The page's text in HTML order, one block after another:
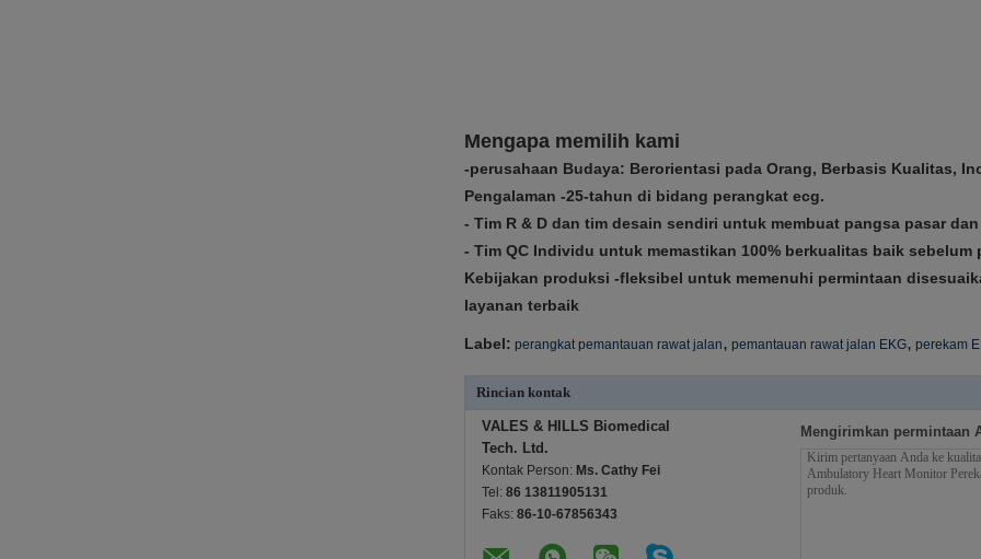
Mengapa memilih kami
-perusahaan Budaya: Berorientasi pada Orang, Berbasis Kualitas,
Pengalaman -25-tahun di bidang perangkat ecg.
- Tim R & D dan tim desain sendiri untuk membuat pangsa pasar
- Tim QC Individu untuk memastikan 100% berkualitas baik sebelum
Kebijakan produksi -fleksibel untuk memenuhi permintaan
layanan terbaik
Label: perangkat pemantauan rawat jalan, pemantauan rawat jalan EKG, perekam
Rincian kontak
VALES & HILLS Biomedical
Tech. Ltd.
Kontak Person: Ms. Cathy Fei
Tel: 86 13811905131
Faks: 86-10-67856343
Mengirimkan permintaan